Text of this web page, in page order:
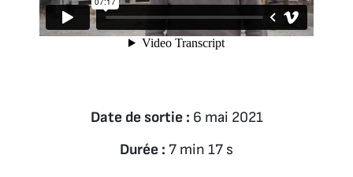
Date de sortie : 6 mai 2021
Durée : 7 min 17 s